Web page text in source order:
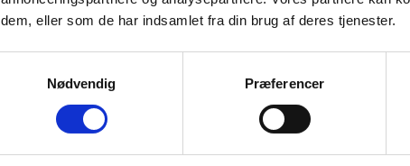
dem, eller som de har indsamlet fra din brug af deres tjenester.
Nødvendig
Præferencer